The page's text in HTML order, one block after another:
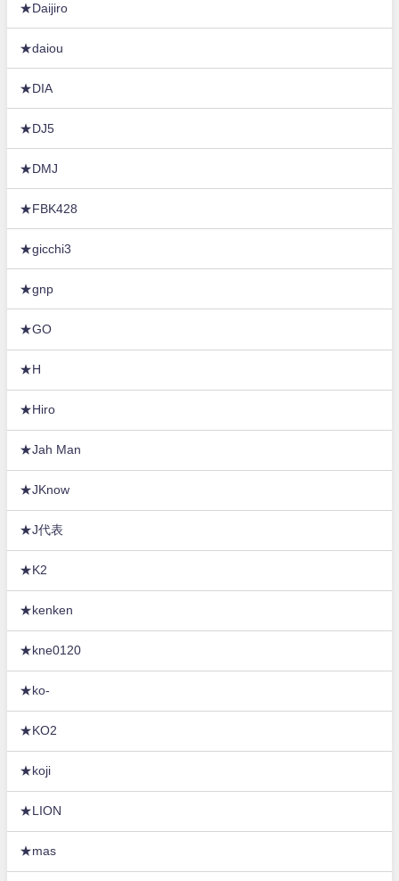
★Daijiro
★daiou
★DIA
★DJ5
★DMJ
★FBK428
★gicchi3
★gnp
★GO
★H
★Hiro
★Jah Man
★JKnow
★J代表
★K2
★kenken
★kne0120
★ko-
★KO2
★koji
★LION
★mas